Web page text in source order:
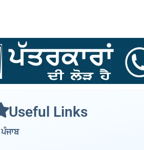
Useful Links
ਪੰਜਾਬ